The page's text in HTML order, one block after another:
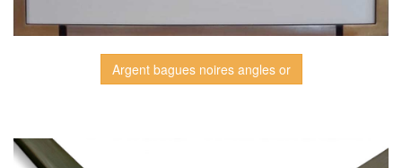
Argent bagues noires angles or